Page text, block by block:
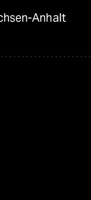
Anhalt